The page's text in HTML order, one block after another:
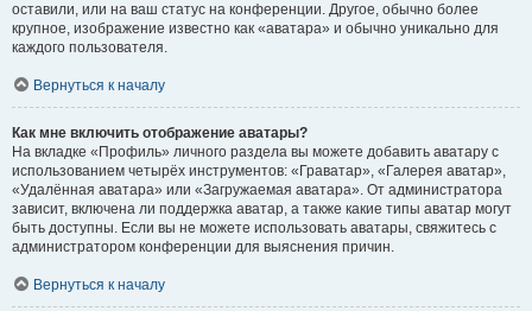
оставили, или на ваш статус на конференции. Другое, обычно более
крупное, изображение известно как «аватара» и обычно уникально для
каждого пользователя.
Вернуться к началу
Как мне включить отображение аватары?
На вкладке «Профиль» личного раздела вы можете добавить аватару с
использованием четырёх инструментов: «Граватар», «Галерея аватар»,
«Удалённая аватара» или «Загружаемая аватара». От администратора
зависит, включена ли поддержка аватар, а также какие типы аватар могут
быть доступны. Если вы не можете использовать аватары, свяжитесь с
администратором конференции для выяснения причин.
Вернуться к началу